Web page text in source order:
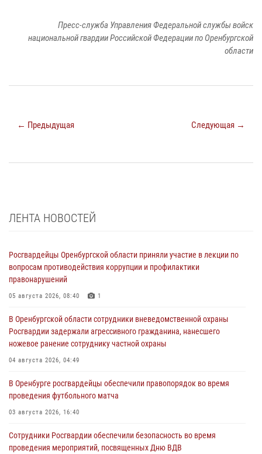
Пресс-служба Управления Федеральной службы войск
национальной гвардии Российской Федерации по Оренбургской
области
← Предыдущая Следующая →
ЛЕНТА НОВОСТЕЙ
Росгвардейцы Оренбургской области приняли участие в лекции по
вопросам противодействия коррупции и профилактики
правонарушений
05 августа 2026, 08:40 1
В Оренбургской области сотрудники вневедомственной охраны
Росгвардии задержали агрессивного гражданина, нанесшего
ножевое ранение сотруднику частной охраны
04 августа 2026, 04:49
В Оренбурге росгвардейцы обеспечили правопорядок во время
проведения футбольного матча
03 августа 2026, 16:40
Сотрудники Росгвардии обеспечили безопасность во время
проведения мероприятий, посвященных Дню ВДВ